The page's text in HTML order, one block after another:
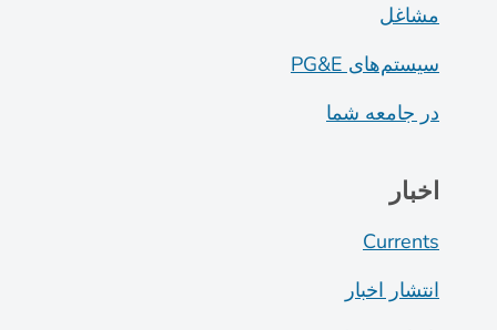
مشاغل
سیستم‌های PG&E
در جامعه شما
اخبار
Currents
انتشار اخبار